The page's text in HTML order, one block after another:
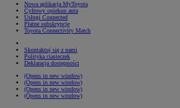
Nowa aplikacja MyToyota
Cyfrowy opiekun auta
Usługi Connected
Płatne subskrypcje
Toyota Connectivity Match
Skontaktuj się z nami
Polityka ciasteczek
Deklaracja dostępności
(Opens in new window)
(Opens in new window)
(Opens in new window)
(Opens in new window)